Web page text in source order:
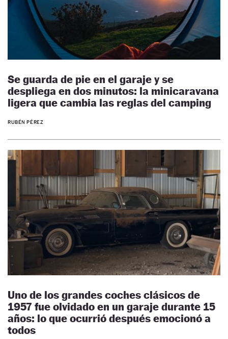
Se guarda de pie en el garaje y se
despliega en dos minutos: la minicaravana
ligera que cambia las reglas del camping
RUBÉN PÉREZ
Uno de los grandes coches clásicos de
1957 fue olvidado en un garaje durante 15
años: lo que ocurrió después emocionó a
todos